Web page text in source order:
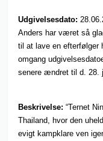
Udgivelsesdato:
Anders har været så
til at lave en efterfølger
omgang
senere ændret til d. 28.
Beskrivelse: “Ternet
Thailand, hvor den
evigt kampklare ven